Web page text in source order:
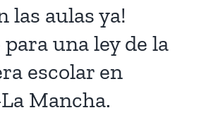
las aulas ya!
una ley de la
escolar en
Mancha.